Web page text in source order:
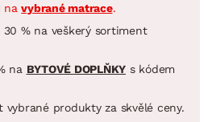
navybrané matrace.
30 % na veškerý sortiment
na BYTOVÉ DOPLŇKY s kódem
produkty za skvělé ceny.